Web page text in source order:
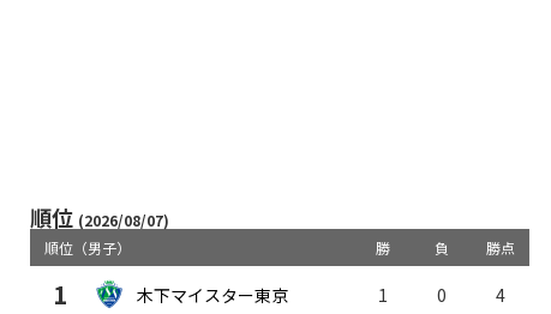
順位 (2026/08/07)
順位（男子）
勝 負 勝点
1 木下マイスター東京 1 0 4